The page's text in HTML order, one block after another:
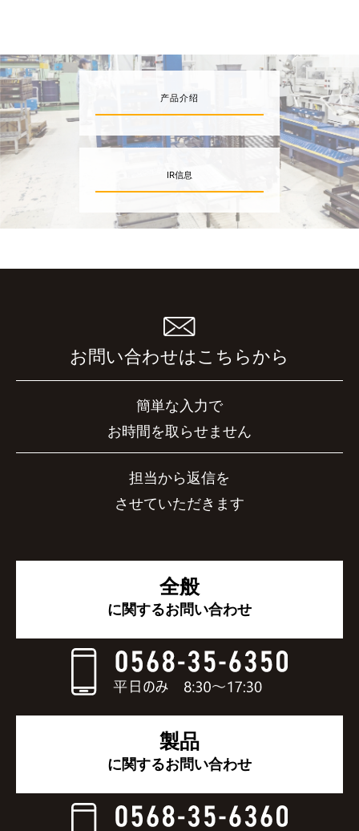
产品介绍
IR信息
お問い合わせはこちらから
簡単な入力で
お時間を取らせません
担当から返信を
させていただきます
全般
に関するお問い合わせ
製品
に関するお問い合わせ